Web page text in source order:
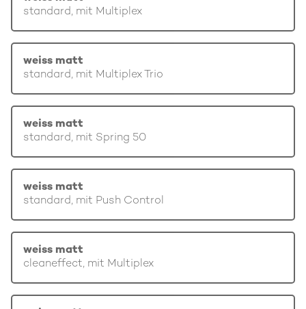
standard, mit Multiplex
weiss matt
standard, mit Multiplex Trio
weiss matt
standard, mit Spring 50
weiss matt
standard, mit Push Control
weiss matt
cleaneffect, mit Multiplex